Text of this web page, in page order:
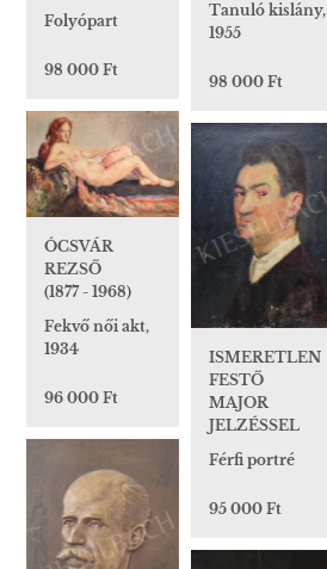
Folyópart
98 000 Ft
Tanuló kislány,
1955
98 000 Ft
ÓCSVÁR
REZSŐ
(1877 - 1968)
Fekvő női akt,
1934
96 000 Ft
ISMERETLEN
FESTŐ
MAJOR
JELZÉSSEL
Férfi portré
95 000 Ft